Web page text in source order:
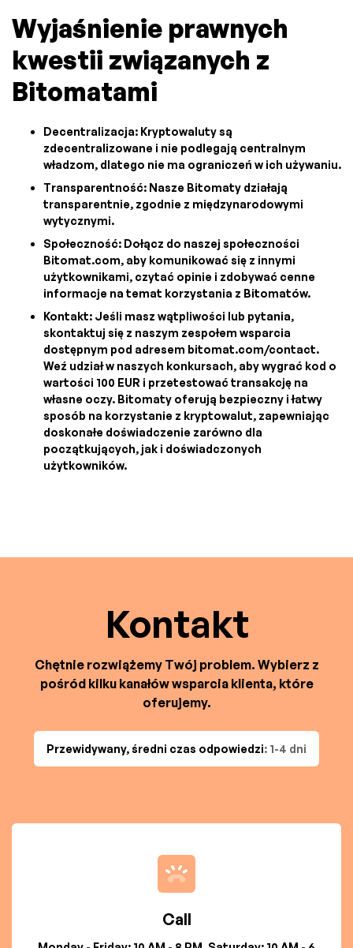
Wyjaśnienie prawnych
kwestii związanych z
Bitomatami
Decentralizacja: Kryptowaluty są
zdecentralizowane i nie podlegają centralnym
władzom, dlatego nie ma ograniczeń w ich używaniu.
Transparentność: Nasze Bitomaty działają
transparentnie, zgodnie z międzynarodowymi
wytycznymi.
Społeczność: Dołącz do naszej społeczności
Bitomat.com, aby komunikować się z innymi
użytkownikami, czytać opinie i zdobywać cenne
informacje na temat korzystania z Bitomatów.
Kontakt: Jeśli masz wątpliwości lub pytania,
skontaktuj się z naszym zespołem wsparcia
dostępnym pod adresem bitomat.com/contact.
Weź udział w naszych konkursach, aby wygrać kod o
wartości 100 EUR i przetestować transakcję na
własne oczy. Bitomaty oferują bezpieczny i łatwy
sposób na korzystanie z kryptowalut, zapewniając
doskonałe doświadczenie zarówno dla
początkujących, jak i doświadczonych
użytkowników.
Kontakt
Chętnie rozwiążemy Twój problem. Wybierz z
pośród kilku kanałów wsparcia klienta, które
oferujemy.
Przewidywany, średni czas odpowiedzi: 1-4 dni
Call